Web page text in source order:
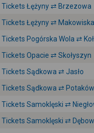
Tickets Łężyny ⇄ Brzezowa
Tickets Łężyny ⇄ Makowiska
Tickets Pogórska Wola ⇄
Tickets Opacie ⇄ Skołyszyn
Tickets Sądkowa ⇄ Jasło
Tickets Sądkowa ⇄
Tickets Samoklęski ⇄
Tickets Samoklęski ⇄